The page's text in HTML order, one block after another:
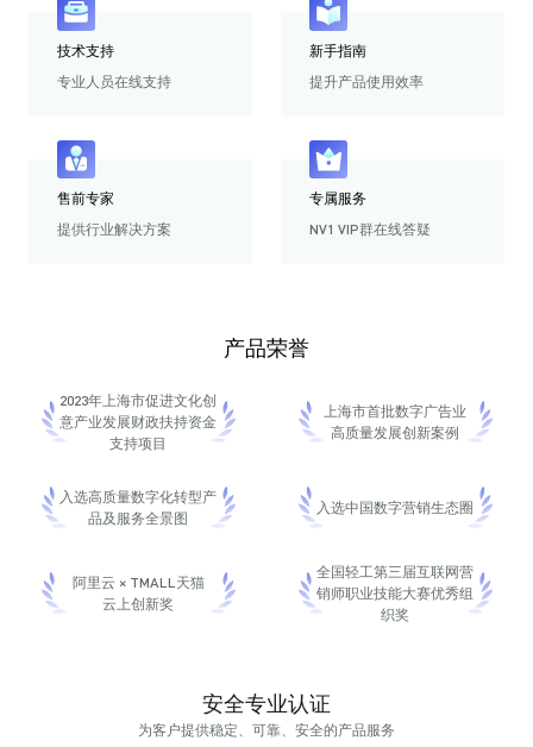
技术支持
专业人员在线支持
新手指南
提升产品使用效率
售前专家
提供行业解决方案
专属服务
NV1 VIP群在线答疑
产品荣誉
2023年上海市促进文化创
意产业发展财政扶持资金
支持项目
上海市首批数字广告业
高质量发展创新案例
入选高质量数字化转型产
品及服务全景图
入选中国数字营销生态圈
阿里云 × TMALL天猫
云上创新奖
全国轻工第三届互联网营
销师职业技能大赛优秀组
织奖
安全专业认证
为客户提供稳定、可靠、安全的产品服务